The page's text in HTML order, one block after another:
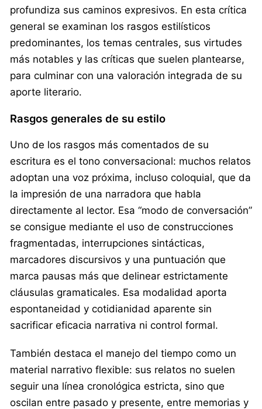
profundiza sus caminos expresivos. En esta crítica
general se examinan los rasgos estilísticos
predominantes, los temas centrales, sus virtudes
más notables y las críticas que suelen plantearse,
para culminar con una valoración integrada de su
aporte literario.
Rasgos generales de su estilo
Uno de los rasgos más comentados de su
escritura es el tono conversacional: muchos relatos
adoptan una voz próxima, incluso coloquial, que da
la impresión de una narradora que habla
directamente al lector. Esa “modo de conversación”
se consigue mediante el uso de construcciones
fragmentadas, interrupciones sintácticas,
marcadores discursivos y una puntuación que
marca pausas más que delinear estrictamente
cláusulas gramaticales. Esa modalidad aporta
espontaneidad y cotidianidad aparente sin
sacrificar eficacia narrativa ni control formal.
También destaca el manejo del tiempo como un
material narrativo flexible: sus relatos no suelen
seguir una línea cronológica estricta, sino que
oscilan entre pasado y presente, entre memorias y